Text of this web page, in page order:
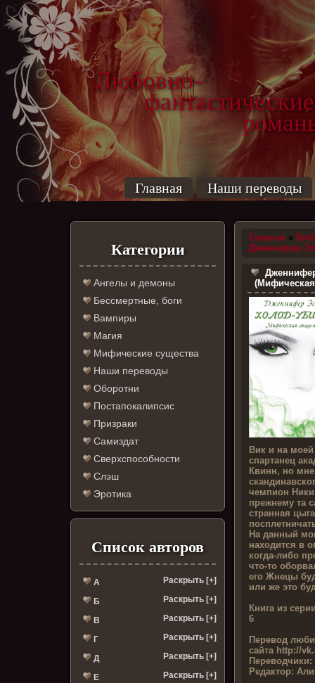
Любовно-
фантастические
Главная Наши переводы
Категории
Ангелы и демоны
Бессмертные, боги
Вампиры
Магия
Мифические существа
Наши переводы
Оборотни
Постапокалипсис
Призраки
Самиздат
Сверхспособности
Слэш
Эротика
Список авторов
А Раскрыть [+]
Б Раскрыть [+]
В Раскрыть [+]
Г Раскрыть [+]
Д Раскрыть [+]
Е Раскрыть [+]
Главная »
Дженнифер
Вик и на
спартанец
Квинн, но мне
чемпион
прежнему та
странная
На данный
находится в
когда-либо
что-то
его Жнецы
или же это
Книга из
6
Перевод
сайта http://
Переводчики:
Редактор: